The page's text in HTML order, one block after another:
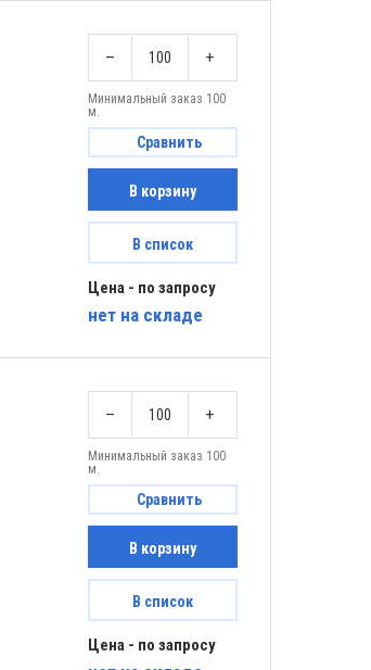
– +
Минимальный заказ 100
м.
Сравнить
В корзину
В список
Цена - по запросу
нет на складе
– +
Минимальный заказ 100
м.
Сравнить
В корзину
В список
Цена - по запросу